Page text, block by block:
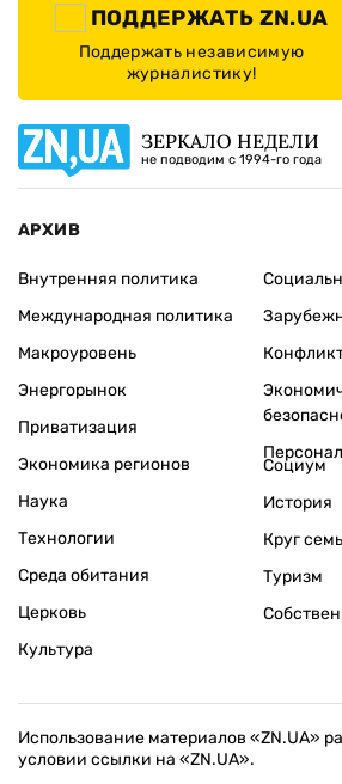
ПОДДЕРЖАТЬ ZN.UA
Поддержать независимую
журналистику!
ЗЕРКАЛО НЕДЕЛИ
не подводим с 1994-го года
АРХИВ
Внутренняя политика
Международная политика
Макроуровень
Энергорынок
Приватизация
Экономика регионов
Наука
Технологии
Среда обитания
Церковь
Культура
Социум
История
Круг
Туризм
Использование материалов «ZN.UA»
условии ссылки на «ZN.UA».